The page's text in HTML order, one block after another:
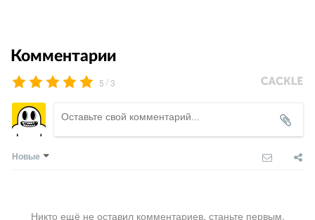
Комментарии
5 /3
Новые
Никто ещё не оставил комментариев, станьте первым.